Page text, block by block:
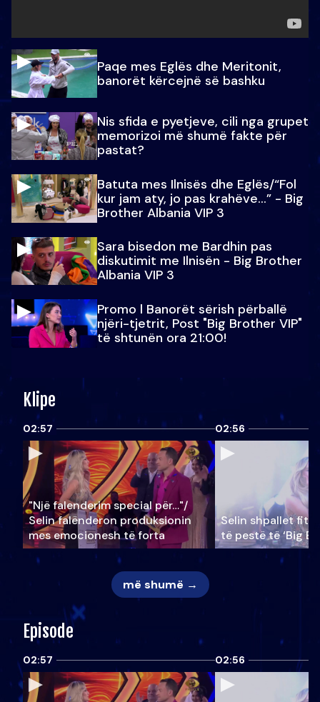
Paqe mes Eglës dhe Meritonit,
banorët kërcejnë së bashku
Nis sfida e pyetjeve, cili nga grupet
memorizoi më shumë fakte për
pastat?
Batuta mes Ilnisës dhe Eglës/“Fol
kur jam aty, jo pas krahëve…” - Big
Brother Albania VIP 3
Sara bisedon me Bardhin pas
diskutimit me Ilnisën - Big Brother
Albania VIP 3
Promo l Banorët sërish përballë
njëri-tjetrit, Post "Big Brother VIP"
të shtunën ora 21:00!
Klipe
02:57
"Një falenderim special për…"/
Selin falënderon produksionin
mes emocionesh të forta
02:56
Selin shpallet
të pestë të ‘Big
më shumë →
Episode
02:57 02:56